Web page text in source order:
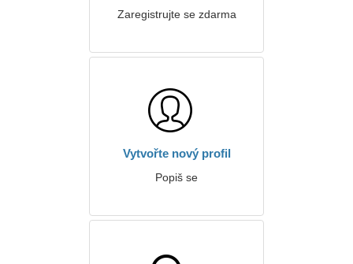
Zaregistrujte se zdarma
Vytvořte nový profil
Popiš se